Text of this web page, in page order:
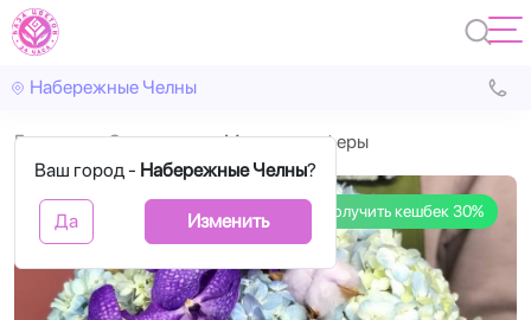
Набережные Челны
Ваш город - Набережные Челны?
Да Изменить
Главная С цветами Муаровые сферы
Получить кешбек 30%